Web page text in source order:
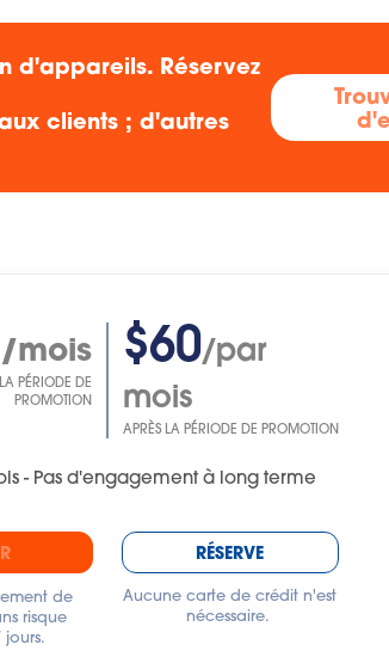
d'appareils. Réservez
clients ; d'autres
/mois
PÉRIODE DE
PROMOTION
$60/par
mois
APRÈS LA PÉRIODE DE PROMOTION
- Pas d'engagement à long terme
de
risque
RÉSERVE
Aucune carte de crédit n'est
nécessaire.